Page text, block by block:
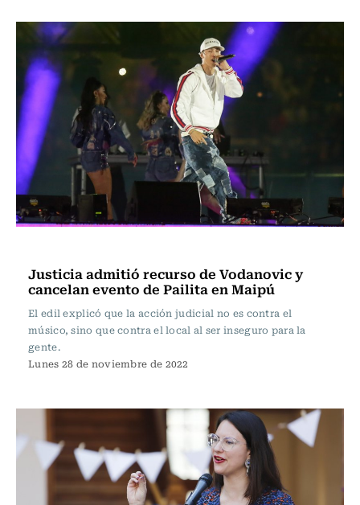
Justicia admitió recurso de Vodanovic y
cancelan evento de Pailita en Maipú
El edil explicó que la acción judicial no es contra el
músico, sino que contra el local al ser inseguro para la
gente.
Lunes 28 de noviembre de 2022